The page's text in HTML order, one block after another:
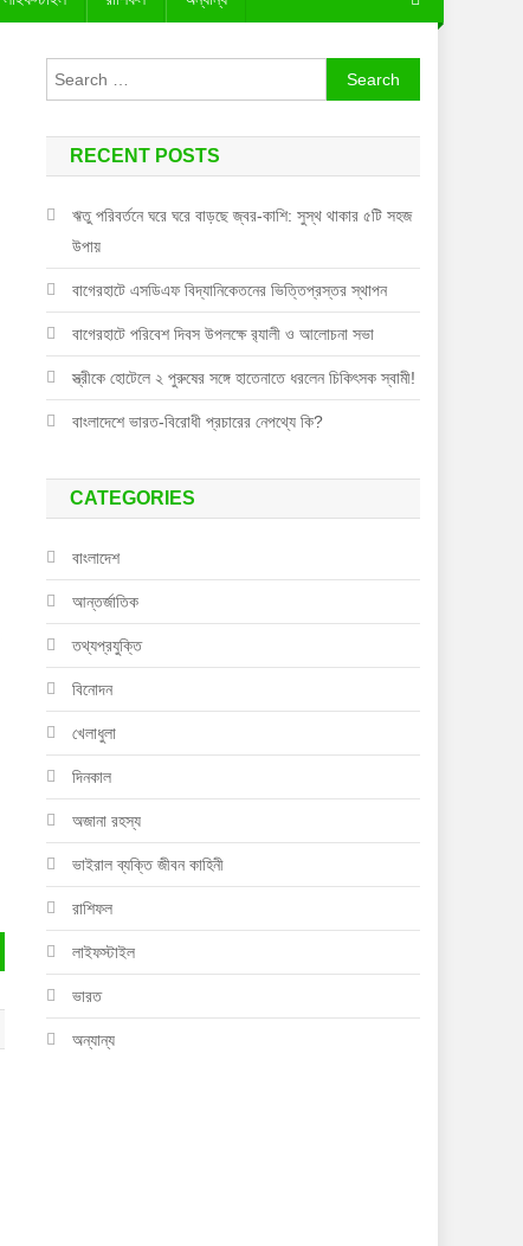
Search
for:
RECENT POSTS
ঋতু পরিবর্তনে ঘরে ঘরে বাড়ছে জ্বর-কাশি: সুস্থ থাকার ৫টি সহজ
উপায়
বাগেরহাটে এসডিএফ বিদ্যানিকেতনের ভিত্তিপ্রস্তর স্থাপন
বাগেরহাটে পরিবেশ দিবস উপলক্ষে র‌্যালী ও আলোচনা সভা
স্ত্রীকে হোটেলে ২ পুরুষের সঙ্গে হাতেনাতে ধরলেন চিকিৎসক স্বামী!
বাংলাদেশে ভারত-বিরোধী প্রচারের নেপথ্যে কি?
CATEGORIES
বাংলাদেশ
আন্তর্জাতিক
তথ্যপ্রযুক্তি
বিনোদন
খেলাধুলা
দিনকাল
অজানা রহস্য
ভাইরাল ব্যক্তি জীবন কাহিনী
রাশিফল
লাইফস্টাইল
ভারত
অন্যান্য